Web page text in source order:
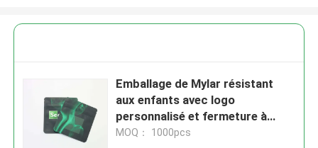
Emballage de Mylar résistant
aux enfants avec logo
personnalisé et fermeture à
glissière à l'épreuve des enfants
MOQ： 1000pcs